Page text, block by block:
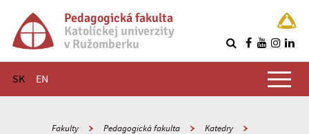
Pedagogická fakulta
Katolíckej univerzity
v Ružomberku
SK EN
Hlavné menu
Fakulty Pedagogická fakulta
Katedry